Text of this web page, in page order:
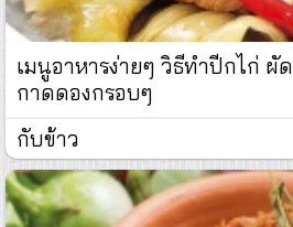
เมนูอาหารง่ายๆ วิธีทำปีกไก่ ผั
กาดดองกรอบๆ
กับข้าว